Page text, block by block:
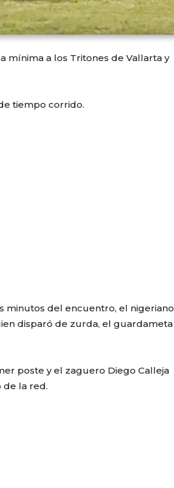
mínima a los Tritones de Vallarta y
tiempo corrido.
minutos del encuentro, el nigeriano
disparó de zurda, el guardameta
poste y el zaguero Diego Calleja
de la red.